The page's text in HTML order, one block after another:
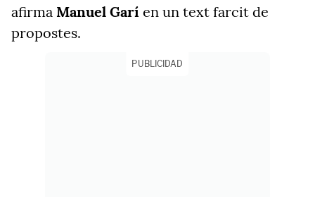
afirma Manuel Garí en un text farcit de
propostes.
PUBLICIDAD